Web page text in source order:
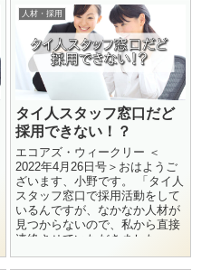
人材・採用
タイ人スタッフ窓口だど
採用できない！？
エコアズ・ウィークリー ＜
2022年4月26日号＞おはようご
ざいます、小野です。 「タイ人
スタッフ窓口で採用活動をして
いるんですが、なかなか人材が
見つからないので、私から直接
連絡させていただきました。」